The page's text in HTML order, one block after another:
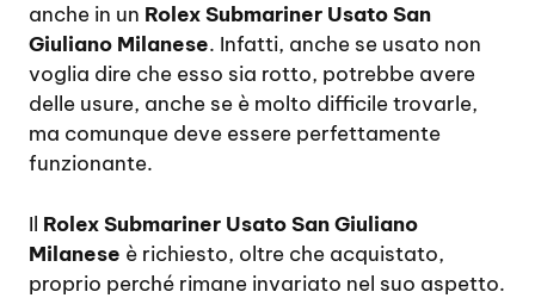
anche in un Rolex Submariner Usato San
Giuliano Milanese. Infatti, anche se usato non
voglia dire che esso sia rotto, potrebbe avere
delle usure, anche se è molto difficile trovarle,
ma comunque deve essere perfettamente
funzionante.
Il Rolex Submariner Usato San Giuliano
Milanese è richiesto, oltre che acquistato,
proprio perché rimane invariato nel suo aspetto.